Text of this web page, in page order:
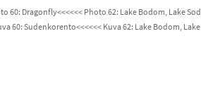
Dragonfly<<<<<< Photo 62: Lake Bodom, Lake
60: Sudenkorento<<<<<< Kuva 62: Lake Bodom,